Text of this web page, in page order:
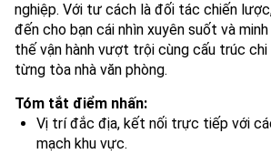
nghiệp. Với tư cách là đối tác chiến
đến cho bạn cái nhìn xuyên suốt và
thế vận hành vượt trội cùng cấu trúc
từng tòa nhà văn phòng.
Tóm tắt điểm nhấn:
Vị trí đắc địa, kết nối trực tiếp với
mạch khu vực.